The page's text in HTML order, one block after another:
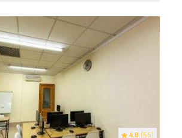
4.8 (56)